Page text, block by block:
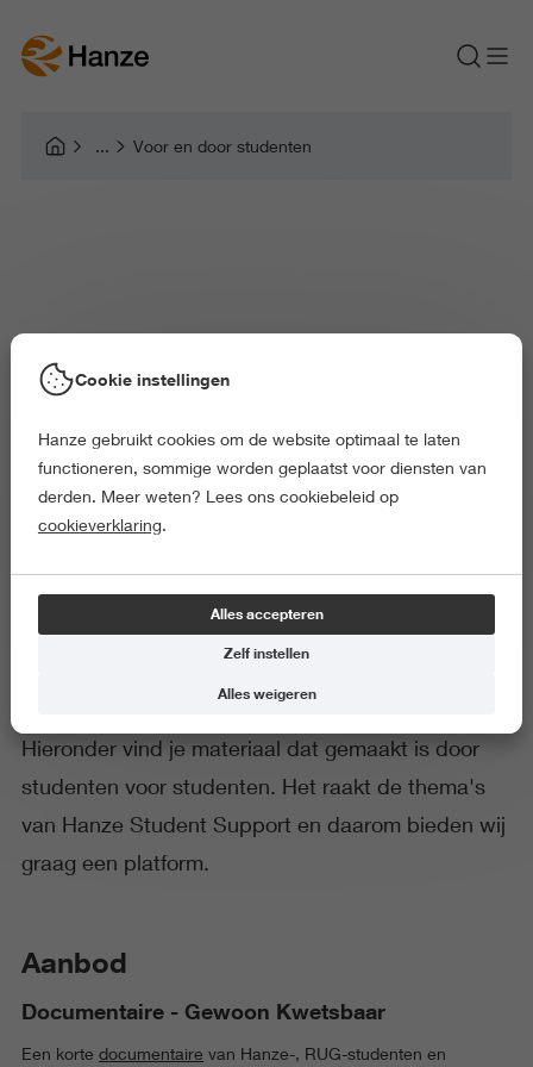
Voor en door studenten
Voor en door studenten
​Hieronder vind je materiaal dat gemaakt is door
studenten voor studenten. Het raakt de thema's
van Hanze Student Support en daarom bieden wij
graag een platform.
Aanbod
Documentaire - Gewoon Kwetsbaar
Een kortedocumentaire van Hanze-, RUG-studenten en
Cookie instellingen
Hanze gebruikt cookies om de website optimaal te laten
functioneren, sommige worden geplaatst voor diensten van
derden. Meer weten? Lees ons cookiebeleid op
cookieverklaring.
Alles accepteren
Zelf instellen
Alles weigeren